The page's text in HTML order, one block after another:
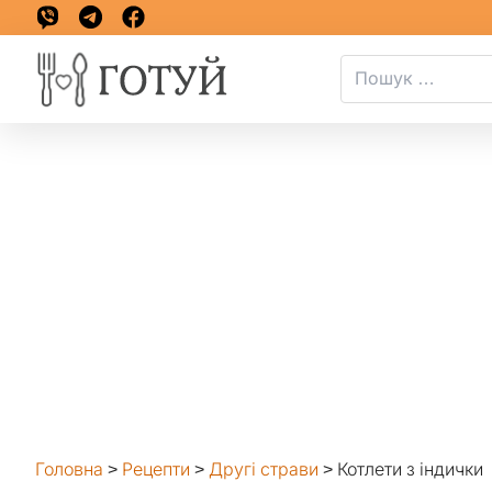
Головна > Рецепти > Другі страви > Котлети з індички